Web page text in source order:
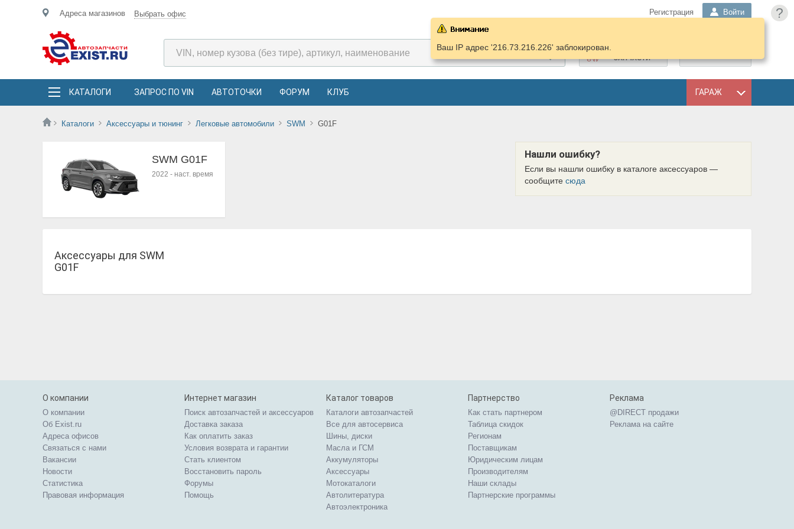
?
Адреса магазинов Выбрать офис Регистрация Войти
ЗАПЧАСТИ
КАТАЛОГИ ЗАПРОС ПО VIN АВТОТОЧКИ ФОРУМ КЛУБ ГАРАЖ
Каталоги Аксессуары и тюнинг Легковые автомобили SWM G01F
Ваш IP адрес '216.73.216.226' заблокирован.
SWM G01F
2022 - наст. время
Нашли ошибку?
Если вы нашли ошибку в каталоге аксессуаров —
сообщите сюда
Аксессуары для SWM
G01F
О компании
О компании
Об Exist.ru
Адреса офисов
Связаться с нами
Вакансии
Новости
Статистика
Правовая информация
Интернет магазин
Поиск автозапчастей и аксессуаров
Доставка заказа
Как оплатить заказ
Условия возврата и гарантии
Стать клиентом
Восстановить пароль
Форумы
Помощь
Каталог товаров
Каталоги автозапчастей
Все для автосервиса
Шины, диски
Масла и ГСМ
Аккумуляторы
Аксессуары
Мотокаталоги
Автолитература
Автоэлектроника
Партнерство
Как стать партнером
Таблица скидок
Регионам
Поставщикам
Юридическим лицам
Производителям
Наши склады
Партнерские программы
Реклама
@DIRECT продажи
Реклама на сайте